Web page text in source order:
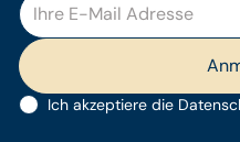
Ich akzeptiere die